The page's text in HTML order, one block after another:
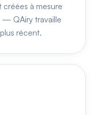
à mesure
— QAiry travaille
récent.